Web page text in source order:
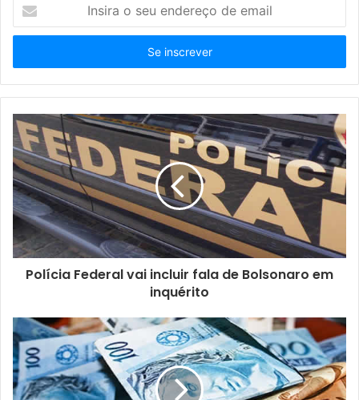
seu
de
email
Polícia Federal vai incluir fala de Bolsonaro em
inquérito